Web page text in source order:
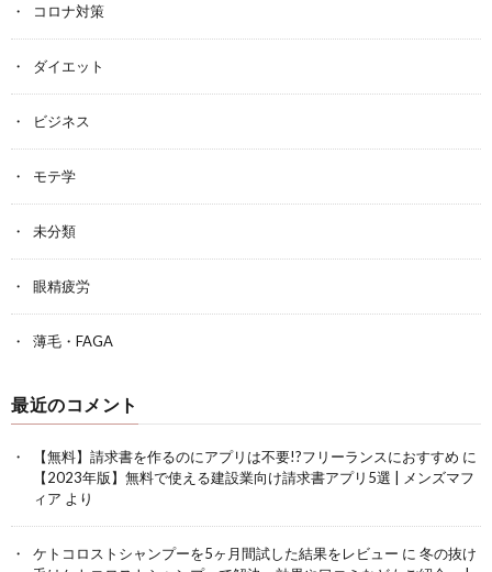
コロナ対策
ダイエット
ビジネス
モテ学
未分類
眼精疲労
薄毛・FAGA
最近のコメント
【無料】請求書を作るのにアプリは不要!?フリーランスにおすすめ に
【2023年版】無料で使える建設業向け請求書アプリ5選 | メンズマフ
ィア より
ケトコロストシャンプーを5ヶ月間試した結果をレビュー に 冬の抜け